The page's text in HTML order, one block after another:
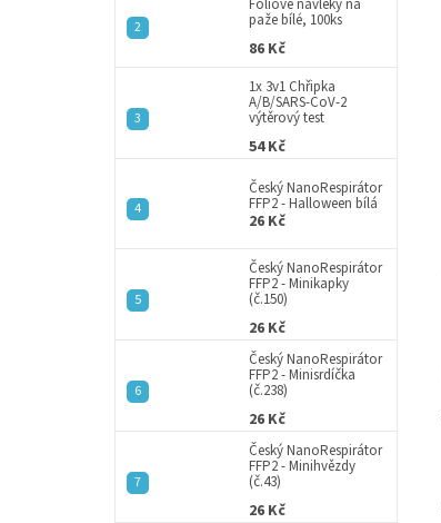
paže bílé, 100ks
86 Kč
1x 3v1 Chřipka
A/B/SARS-CoV-2
výtěrový test
54 Kč
Český NanoRespirátor
FFP2 - Halloween bílá
26 Kč
Český NanoRespirátor
FFP2 - Minikapky
(č.150)
26 Kč
Český NanoRespirátor
FFP2 - Minisrdíčka
(č.238)
26 Kč
Český NanoRespirátor
FFP2 - Minihvězdy
(č.43)
26 Kč